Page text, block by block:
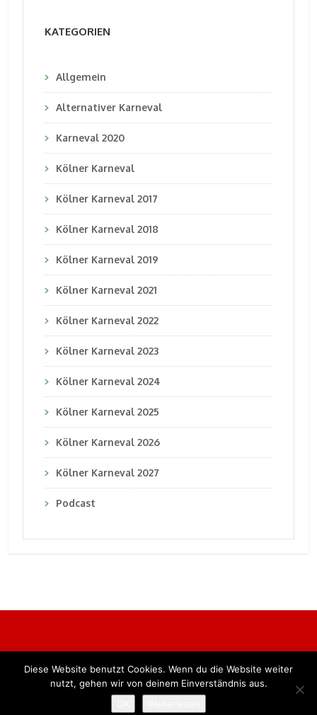
KATEGORIEN
Allgemein
Alternativer Karneval
Karneval 2020
Kölner Karneval
Kölner Karneval 2017
Kölner Karneval 2018
Kölner Karneval 2019
Kölner Karneval 2021
Kölner Karneval 2022
Kölner Karneval 2023
Kölner Karneval 2024
Kölner Karneval 2025
Kölner Karneval 2026
Kölner Karneval 2027
Podcast
Alle Rechte vorbehalten. BKB Verlag GmbH
Diese Website benutzt Cookies. Wenn du die Website weiter
nutzt, gehen wir von deinem Einverständnis aus.